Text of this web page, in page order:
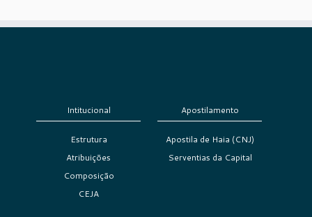
Intitucional
Estrutura
Atribuições
Composição
CEJA
Apostilamento
Apostila de Haia (CNJ)
Serventias da Capital